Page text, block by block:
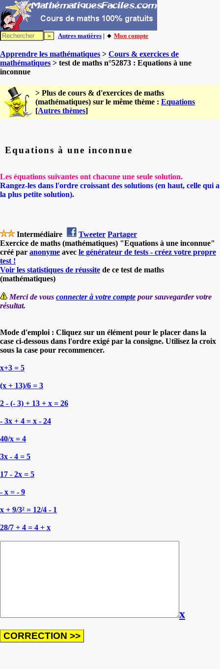
Autres matières | 🔸 Mon compte
Apprendre les mathématiques > Cours & exercices de
mathématiques > test de maths n°52873 : Equations à une
inconnue
> Plus de cours & d'exercices de maths
(mathématiques) sur le même thème : Equations
[Autres thèmes]
Equations à une inconnue
Les équations suivantes ont chacune une seule solution.
Rangez-les dans l'ordre croissant des solutions (en haut, celle qui a
la plus petite solution).
Intermédiaire Tweeter Partager
Exercice de maths (mathématiques) "Equations à une inconnue"
créé par anonyme avec le générateur de tests - créez votre propre
test !
Voir les statistiques de réussite de ce test de maths
(mathématiques)
Merci de vous connecter à votre compte pour sauvegarder votre
résultat.
Mode d'emploi : Cliquez sur un élément pour le placer dans la
case ci-dessous dans l'ordre exigé par la consigne. Utilisez la croix
sous la case pour recommencer.
x+3 = 5
(x + 13)/6 = 3
2 - (- 3) + 13 + x = 26
- 3x + 4 = x - 24
40/x = 4
3x - 4 = 5
17 - 2x = 5
- x = - 9
x + 9/3² = 12/4 - 1
28/7 + 4 = 4 + x
x